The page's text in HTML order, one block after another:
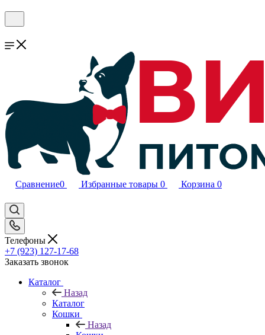
Сравнение0 Избранные товары 0 Корзина 0
Телефоны
+7 (923) 127-17-68
Заказать звонок
Каталог
Назад
Каталог
Кошки
Назад